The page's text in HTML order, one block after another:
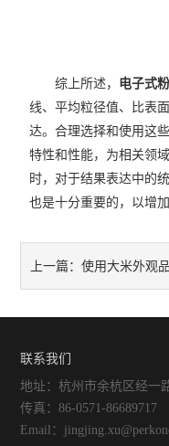
综上所述， 电子式
线、平均粒径值、比表
达。合理选择和使用这
特性和性能，为相关领
时，对于结果表达中的
也是十分重要的，以增
上一篇：使用大米外观
度？
联系我们
地址：杭州市余杭区经一
传真：86-0571-86689717
Email：